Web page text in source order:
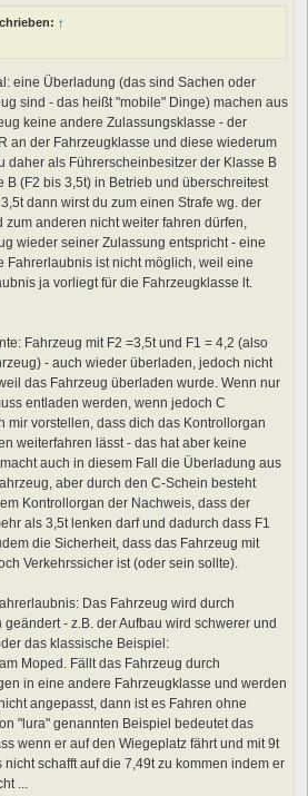
↑
eine Überladung (das sind Sachen oder
sind - das heißt "mobile" Dinge) machen aus
keine andere Zulassungsklasse - der
an der Fahrzeugklasse und diese wiederum
daher als Führerscheinbesitzer der Klasse B
B (F2 bis 3,5t) in Betrieb und überschreitest
dann wirst du zum einen Strafe wg. der
zum anderen nicht weiter fahren dürfen,
wieder seiner Zulassung entspricht - eine
Fahrerlaubnis ist nicht möglich, weil eine
ja vorliegt für die Fahrzeugklasse lt.
Fahrzeug mit F2 =3,5t und F1 = 4,2 (also
- auch wieder überladen, jedoch nicht
das Fahrzeug überladen wurde. Wenn nur
entladen werden, wenn jedoch C
mir vorstellen, dass dich das Kontrollorgan
weiterfahren lässt - das hat aber keine
auch in diesem Fall die Überladung aus
aber durch den C-Schein besteht
Kontrollorgan der Nachweis, dass der
als 3,5t lenken darf und dadurch dass F1
die Sicherheit, dass das Fahrzeug mit
Verkehrssicher ist (oder sein sollte).
Das Fahrzeug wird durch
- z.B. der Aufbau wird schwerer und
das klassische Beispiel:
Moped. Fällt das Fahrzeug durch
in eine andere Fahrzeugklasse und werden
angepasst, dann ist es Fahren ohne
"lura" genannten Beispiel bedeutet das
wenn er auf den Wiegeplatz fährt und mit 9t
schafft auf die 7,49t zu kommen indem er
...